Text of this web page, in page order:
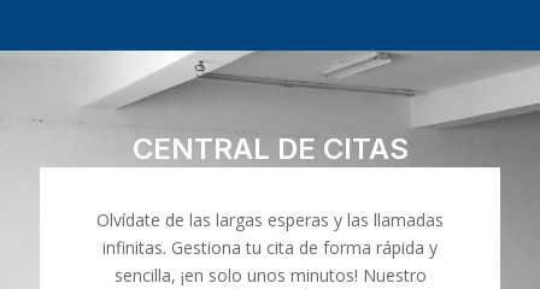
CENTRAL DE CITAS
Olvídate de las largas esperas y las llamadas
infinitas. Gestiona tu cita de forma rápida y
sencilla, ¡en solo unos minutos! Nuestro